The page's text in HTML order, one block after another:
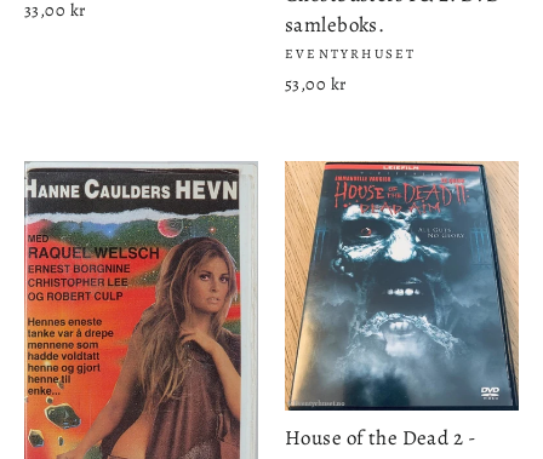
33,00 kr
samleboks.
EVENTYRHUSET
53,00 kr
House of the Dead 2 -